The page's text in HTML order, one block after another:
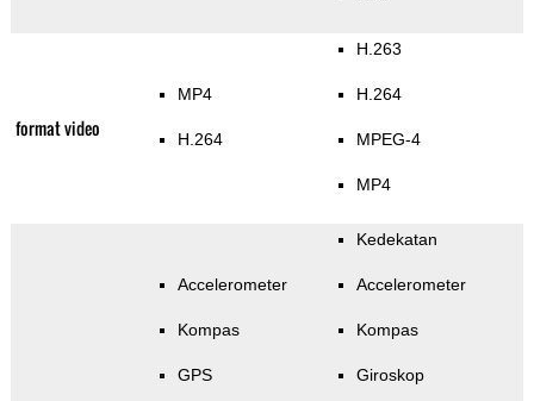
format video
MP4
H.264
H.263
H.264
MPEG-4
MP4
Accelerometer
Kompas
GPS
Kedekatan
Accelerometer
Kompas
Giroskop